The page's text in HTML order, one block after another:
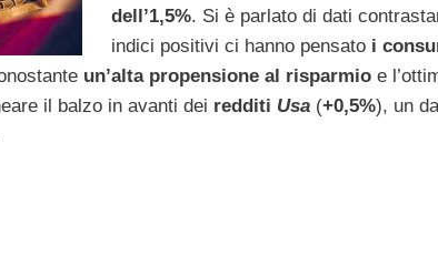
dell’1,5%. Si è parlato di dati
indici positivi ci hanno pensato i
un’alta propensione al risparmio e
il balzo in avanti dei redditi Usa (+0,5%), un